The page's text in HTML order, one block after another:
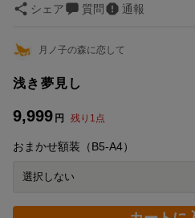
シェア 質問 通報
月ノ子の森に恋して
浅き夢見し
9,999 円 残り 1点
おまかせ額装（B5-A4）